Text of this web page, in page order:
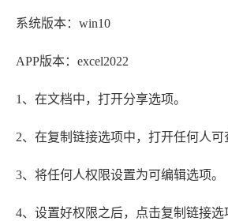
系统版本：win10
APP版本：excel2022
1、在文档中，打开分享选项。
2、在复制链接选项中，打开任何人可
3、将任何人权限设置为可编辑选项。
4、设置好权限之后，点击复制链接